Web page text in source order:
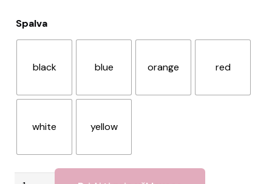
Spalva
black blue orange red
white yellow
produkto